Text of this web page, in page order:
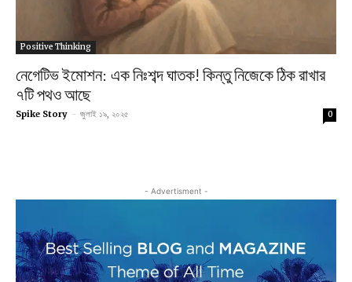
Positive Thinking
নেগেটিভ ইমোশন: এক নিঃশব্দ ঘাতক! কিন্তু নিজেকে ঠিক রাখার
৭টি পথও আছে
Spike Story - জুলাই ১৯, ২০২৫ 0
- Advertisment -